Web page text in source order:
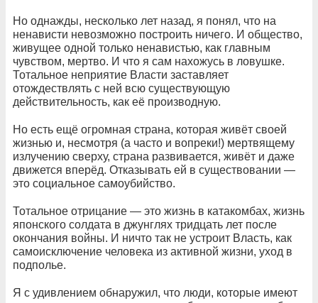
Но однажды, несколько лет назад, я понял, что на
ненависти невозможно построить ничего. И общество,
живущее одной только ненавистью, как главным
чувством, мертво. И что я сам нахожусь в ловушке.
Тотальное неприятие Власти заставляет
отождествлять с ней всю существующую
действительность, как её производную.
Но есть ещё огромная страна, которая живёт своей
жизнью и, несмотря (а часто и вопреки!) мертвящему
излучению сверху, страна развивается, живёт и даже
движется вперёд. Отказывать ей в существовании —
это социальное самоубийство.
Тотальное отрицание — это жизнь в катакомбах, жизнь
японского солдата в джунглях тридцать лет после
окончания войны. И ничто так не устроит Власть, как
самоисключение человека из активной жизни, уход в
подполье.
Я с удивлением обнаружил, что люди, которые имеют